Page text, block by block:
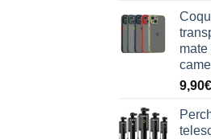
mate
9,90€